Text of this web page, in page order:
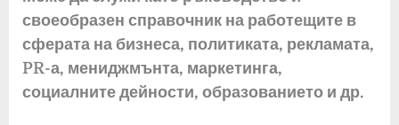
своеобразен справочник на работещите в
сферата на бизнеса, политиката, рекламата,
PR-а, мениджмънта, маркетинга,
социалните дейности, образованието и др.